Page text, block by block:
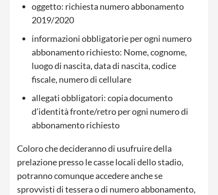
oggetto: richiesta numero abbonamento
2019/2020
informazioni obbligatorie per ogni numero
abbonamento richiesto: Nome, cognome,
luogo di nascita, data di nascita, codice
fiscale, numero di cellulare
allegati obbligatori: copia documento
d’identità fronte/retro per ogni numero di
abbonamento richiesto
Coloro che decideranno di usufruire della
prelazione presso le casse locali dello stadio,
potranno comunque accedere anche se
sprovvisti di tessera o di numero abbonamento,